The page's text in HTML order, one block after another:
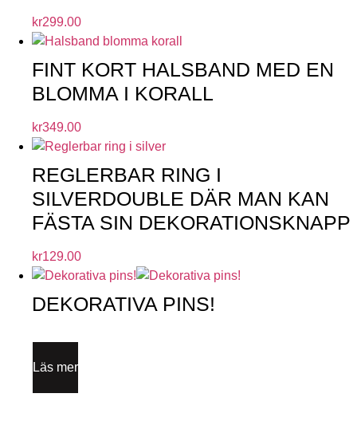
kr299.00
FINT KORT HALSBAND MED EN
BLOMMA I KORALL
kr349.00
REGLERBAR RING I
SILVERDOUBLE DÄR MAN KAN
FÄSTA SIN DEKORATIONSKNAPP
kr129.00
DEKORATIVA PINS!
Läs mer